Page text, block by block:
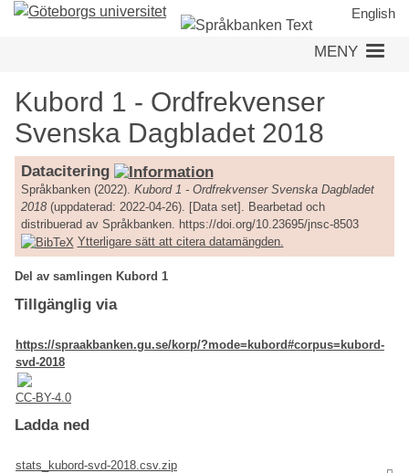
Hoppa
English
MENY
Kubord 1 - Ordfrekvenser
Svenska Dagbladet 2018
Datacitering
Språkbanken (2022). Kubord 1 - Ordfrekvenser Svenska Dagbladet
2018(uppdaterad: 2022-04-26). [Data set]. Bearbetad och
distribuerad av Språkbanken. https://doi.org/10.23695/jnsc-8503
Ytterligare sätt att citera datamängden.
Del av samlingen Kubord 1
Tillgänglig via
https://spraakbanken.gu.se/korp/?mode=kubord#corpus=kubord-
svd-2018
CC-BY-4.0
Ladda ned
stats_kubord-svd-2018.csv.zip